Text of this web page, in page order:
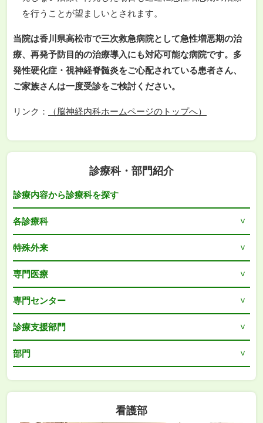
を行うことが望ましいとされます。
当院は香川県高松市で三次救急病院として急性増悪期の治
療、再発予防目的の治療導入にも対応可能な病院です。多
発性硬化症・視神経脊髄炎をご心配されている患者さん、
ご家族さんは一度受診をご検討ください。
リンク： （脳神経内科ホームページのトップへ）
診療科・部門紹介
診療内容から診療科を探す
各診療科
特殊外来
専門医療
専門センター
診療支援部門
部門
看護部